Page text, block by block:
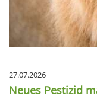
27.07.2026
Neues Pestizid